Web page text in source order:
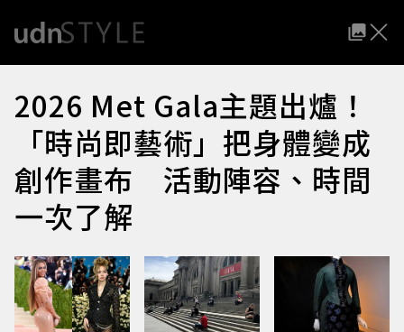
2026 Met Gala主題出爐！
「時尚即藝術」把身體變成
創作畫布 活動陣容、時間
一次了解